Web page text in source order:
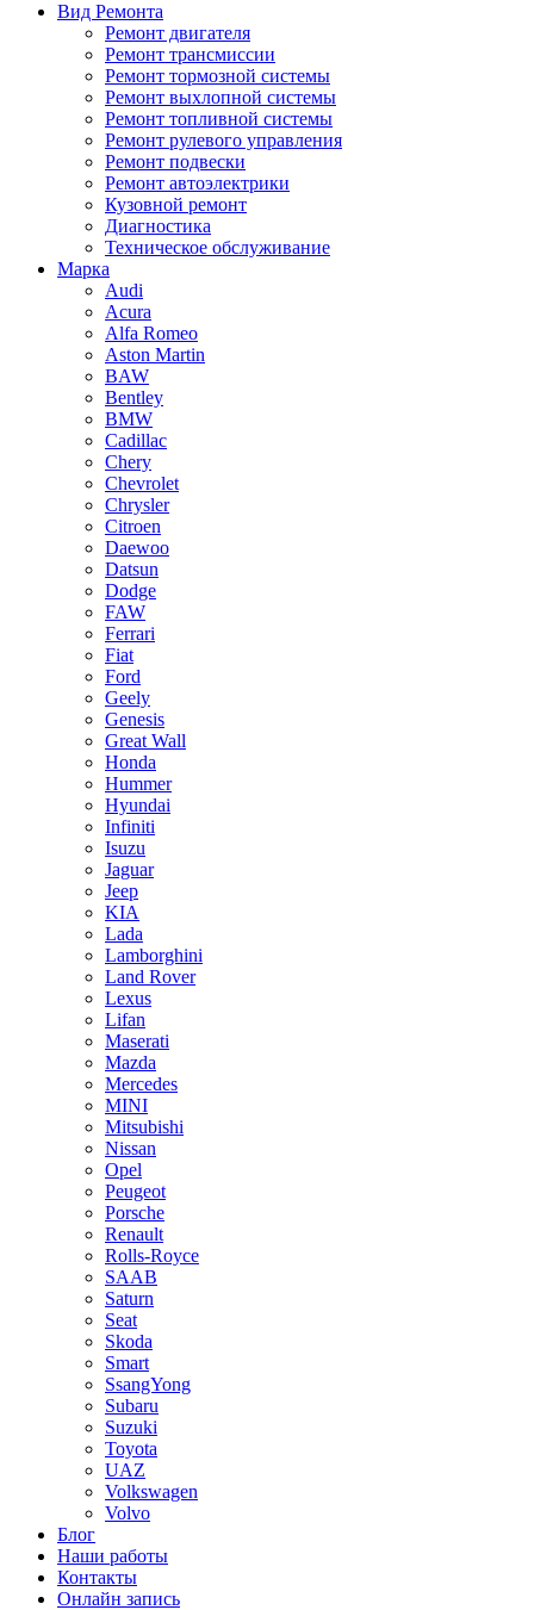
Вид Ремонта
Ремонт двигателя
Ремонт трансмиссии
Ремонт тормозной системы
Ремонт выхлопной системы
Ремонт топливной системы
Ремонт рулевого управления
Ремонт подвески
Ремонт автоэлектрики
Кузовной ремонт
Диагностика
Техническое обслуживание
Марка
Audi
Acura
Alfa Romeo
Aston Martin
BAW
Bentley
BMW
Cadillac
Chery
Chevrolet
Chrysler
Citroen
Daewoo
Datsun
Dodge
FAW
Ferrari
Fiat
Ford
Geely
Genesis
Great Wall
Honda
Hummer
Hyundai
Infiniti
Isuzu
Jaguar
Jeep
KIA
Lada
Lamborghini
Land Rover
Lexus
Lifan
Maserati
Mazda
Mercedes
MINI
Mitsubishi
Nissan
Opel
Peugeot
Porsche
Renault
Rolls-Royce
SAAB
Saturn
Seat
Skoda
Smart
SsangYong
Subaru
Suzuki
Toyota
UAZ
Volkswagen
Volvo
Блог
Наши работы
Контакты
Онлайн запись